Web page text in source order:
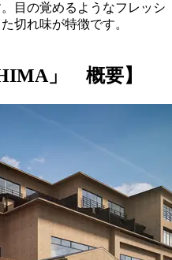
目の覚めるようなフレッシ
切れ味が特徴です。
」 概要】